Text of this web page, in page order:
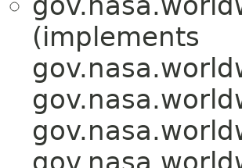
(implements